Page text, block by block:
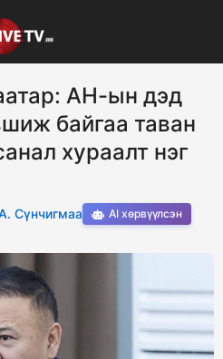
АН-ын дэд
байгаа таван
хураалт нэг
Сүнчигмаа AI хөрвүүлсэн